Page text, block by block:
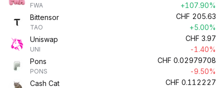
FWA
+107.90%
Bittensor
TAO
CHF 205.63
+5.00%
Uniswap
UNI
CHF 3.97
-1.40%
Pons
PONS
CHF 0.02979708
-9.50%
Cash Cat
CHF 0.112227